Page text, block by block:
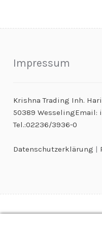
Impressum
Krishna Trading Inh.
50389 WesselingEmail:
Tel.:02236/3936-0
Datenschutzerklärung |